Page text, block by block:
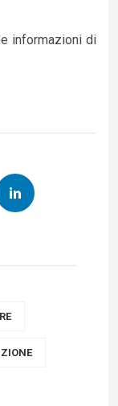
informazioni di